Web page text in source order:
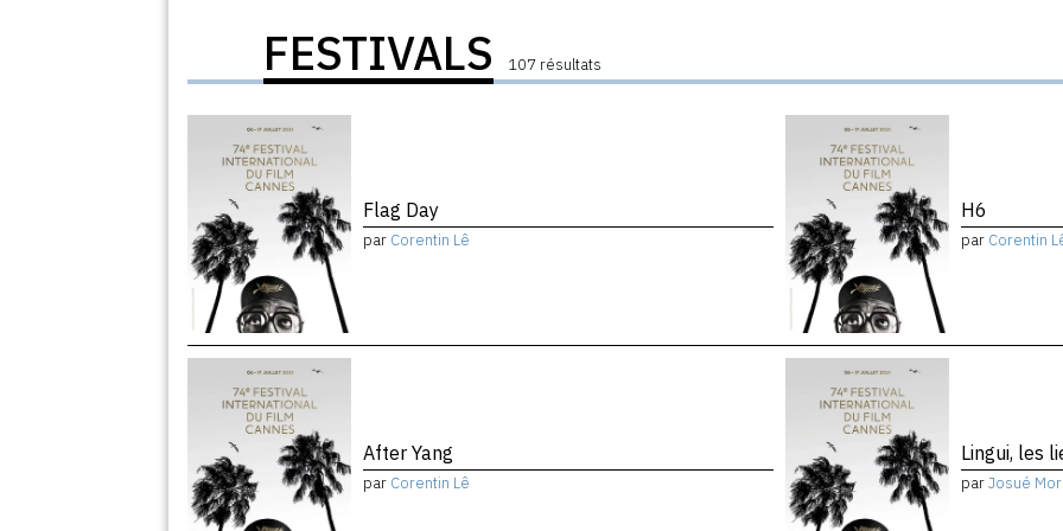
FESTIVALS 107 résultats
Flag Day
par Corentin Lê
H6
par Corentin
After Yang
par Corentin Lê
Lingui, les
parJosué